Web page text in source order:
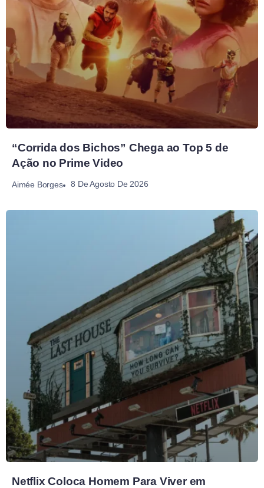
“Corrida dos Bichos” Chega ao Top 5 de
Ação no Prime Video
Aimée Borges 8 De Agosto De 2026
Netflix Coloca Homem Para Viver em